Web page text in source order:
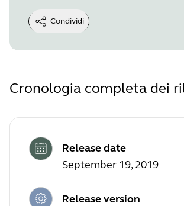
Condividi
Cronologia completa dei
Release date
September 19, 2019
Release version